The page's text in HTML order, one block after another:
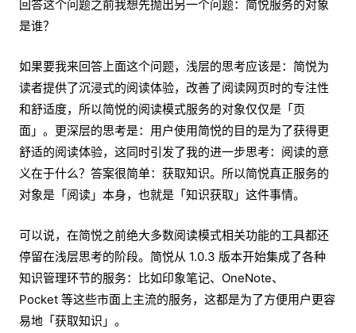
回答这个问题之前我想先抛出另一个问题：简悦服务的对象
是谁？
如果要我来回答上面这个问题，浅层的思考应该是：简悦为
读者提供了沉浸式的阅读体验，改善了阅读网页时的专注性
和舒适度，所以简悦的阅读模式服务的对象仅仅是「页
面」。更深层的思考是：用户使用简悦的目的是为了获得更
舒适的阅读体验，这同时引发了我的进一步思考：阅读的意
义在于什么？答案很简单：获取知识。所以简悦真正服务的
对象是「阅读」本身，也就是「知识获取」这件事情。
可以说，在简悦之前绝大多数阅读模式相关功能的工具都还
停留在浅层思考的阶段。简悦从 1.0.3 版本开始集成了各种
知识管理环节的服务：比如印象笔记、OneNote、
Pocket 等这些市面上主流的服务，这都是为了方便用户更容
易地「获取知识」。